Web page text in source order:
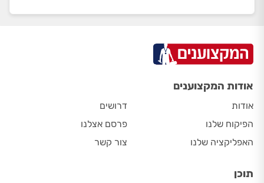
אודות המקצוענים
אודות
הפיקוח שלנו
האפליקציה שלנו
דרושים
פרסם אצלנו
צור קשר
תוכן